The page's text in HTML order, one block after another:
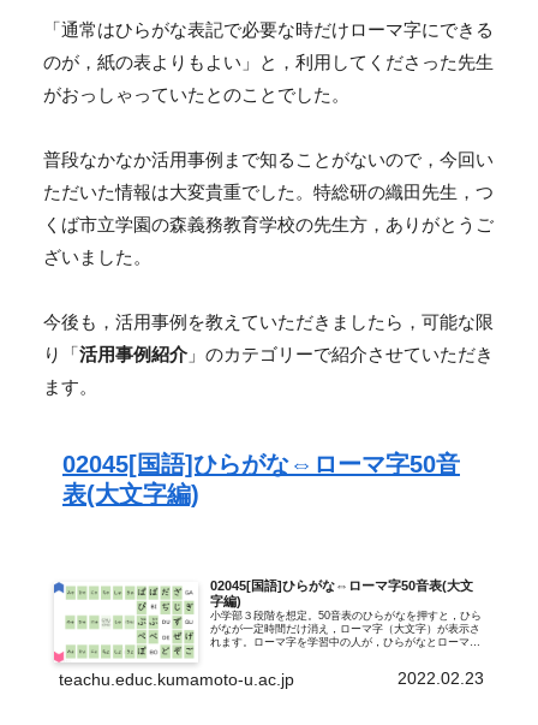
「通常はひらがな表記で必要な時だけローマ字にできる
のが，紙の表よりもよい」と，利用してくださった先生
がおっしゃっていたとのことでした。
普段なかなか活用事例まで知ることがないので，今回い
ただいた情報は大変貴重でした。特総研の織田先生，つ
くば市立学園の森義務教育学校の先生方，ありがとうご
ざいました。
今後も，活用事例を教えていただきましたら，可能な限
り「活用事例紹介」のカテゴリーで紹介させていただき
ます。
02045[国語]ひらがな⇔ローマ字50音
表(大文字編)
02045[国語]ひらがな⇔ローマ字50音表(大文
字編)
小学部３段階を想定。50音表のひらがなを押すと，ひら
がなが一定時間だけ消え，ローマ字（大文字）が表示さ
れます。ローマ字を学習中の人が，ひらがなとローマ字
teachu.educ.kumamoto-u.ac.jp 2022.02.23